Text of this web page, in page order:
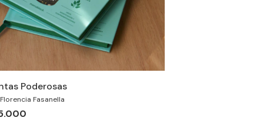
Poderosas
Fasanella